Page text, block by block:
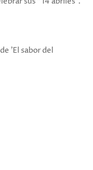
'El sabor del